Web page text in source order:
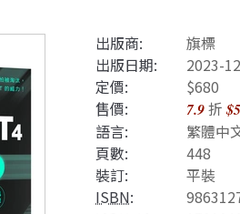
Unit Test 單元測試
程式交易 Trading
R 語言
遊戲引擎 Game-engine
Office 系列
網路通訊
其他
出版商:
旗標
出版日期:
2023-
定價:
$680
售價:
7.9折
語言:
繁體中
頁數:
448
裝訂:
平裝
ISBN: